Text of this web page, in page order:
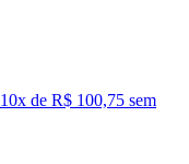
10x de R$ 100,75 sem